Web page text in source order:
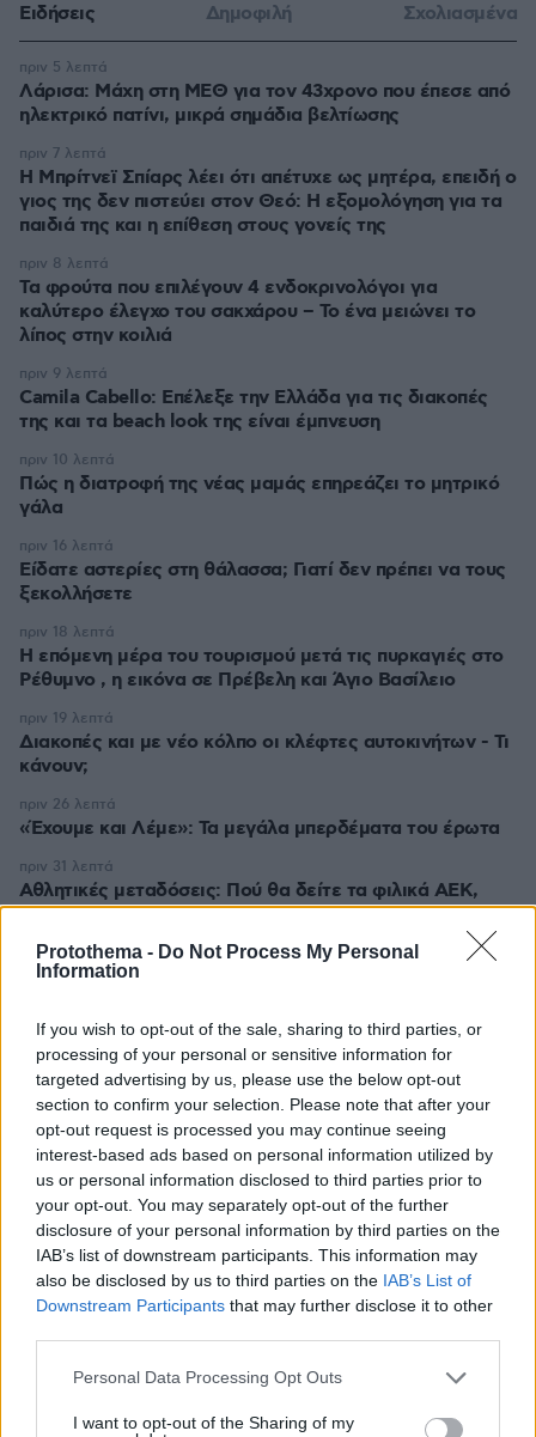
Protothema - Do Not Process My Personal
Information
If you wish to opt-out of the sale, sharing to third parties, or
processing of your personal or sensitive information for
targeted advertising by us, please use the below opt-out
section to confirm your selection. Please note that after your
opt-out request is processed you may continue seeing
interest-based ads based on personal information utilized by
us or personal information disclosed to third parties prior to
your opt-out. You may separately opt-out of the further
disclosure of your personal information by third parties on the
IAB’s list of downstream participants. This information may
also be disclosed by us to third parties on the IAB’s List of
Downstream Participants that may further disclose it to other
Please note that this website/app uses one or more Google
not limited to your visit or usage behaviour. You may click to
Personal Data Processing Opt Outs
I want to opt-out of the Sharing of my
Ειδήσεις Δημοφιλή Σχολιασμένα
Λάρισα: Μάχη στη ΜΕΘ για τον 43χρονο που έπεσε από
ηλεκτρικό πατίνι, μικρά σημάδια βελτίωσης
πριν 5 λεπτά
Η Μπρίτνεϊ Σπίαρς λέει ότι απέτυχε ως μητέρα, επειδή ο
γιος της δεν πιστεύει στον Θεό: Η εξομολόγηση για τα
παιδιά της και η επίθεση στους γονείς της
πριν 7 λεπτά
Τα φρούτα που επιλέγουν 4 ενδοκρινολόγοι για
καλύτερο έλεγχο του σακχάρου – Το ένα μειώνει το
λίπος στην κοιλιά
πριν 8 λεπτά
Camila Cabello: Επέλεξε την Ελλάδα για τις διακοπές
της και τα beach look της είναι έμπνευση
πριν 9 λεπτά
Πώς η διατροφή της νέας μαμάς επηρεάζει το μητρικό
γάλα
πριν 10 λεπτά
Είδατε αστερίες στη θάλασσα; Γιατί δεν πρέπει να τους
ξεκολλήσετε
πριν 16 λεπτά
Η επόμενη μέρα του τουρισμού μετά τις πυρκαγιές στο
Ρέθυμνο , η εικόνα σε Πρέβελη και Άγιο Βασίλειο
πριν 18 λεπτά
Διακοπές και με νέο κόλπο οι κλέφτες αυτοκινήτων - Τι
κάνουν;
πριν 19 λεπτά
«Έχουμε και Λέμε»: Τα μεγάλα μπερδέματα του έρωτα
πριν 26 λεπτά
Αθλητικές μεταδόσεις: Πού θα δείτε τα φιλικά ΑΕΚ,
Άρη και Κηφισιάς - Όλο το πρόγραμμα
πριν 31 λεπτά
ΔΕΙΤΕ ΟΛΕΣ ΤΙΣ ΕΙΔΗΣΕΙΣ
ΤΑ ΠΙΟ ΔΗΜΟΦΙΛΗ